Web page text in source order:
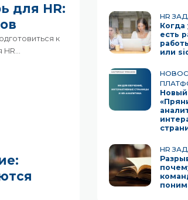
для HR:
к
HR
хочется
HR
Когда
есть
или
Новый
HR